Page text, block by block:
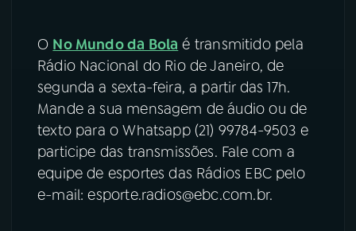
O No Mundo da Bola é transmitido pela
Rádio Nacional do Rio de Janeiro, de
segunda a sexta-feira, a partir das 17h.
Mande a sua mensagem de áudio ou de
texto para o Whatsapp (21) 99784-9503 e
participe das transmissões. Fale com a
equipe de esportes das Rádios EBC pelo
e-mail: esporte.radios@ebc.com.br.